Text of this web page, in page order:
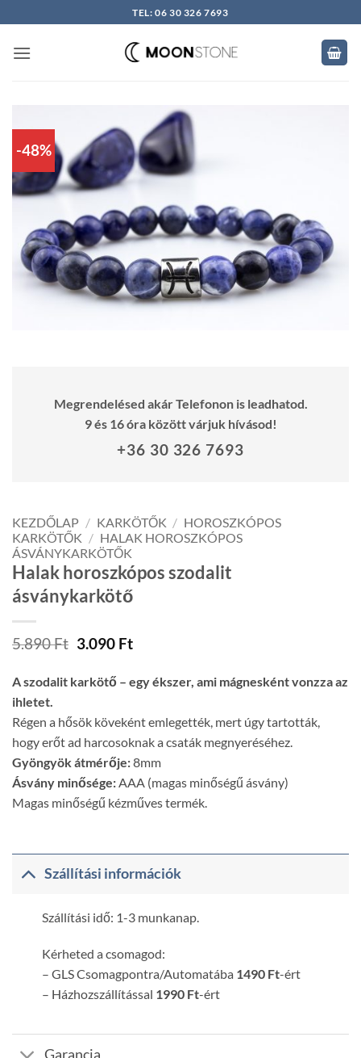
to
content
TEL: 06 30 326 7693
-48%
Megrendelésed akár Telefonon is leadhatod.
9 és 16 óra között várjuk hívásod!
+36 30 326 7693
KEZDŐLAP / KARKÖTŐK / HOROSZKÓPOS
KARKÖTŐK / HALAK HOROSZKÓPOS
ÁSVÁNYKARKÖTŐK
Halak horoszkópos szodalit
ásványkarkötő
5.890Ft Original
was:
5.890 Ft.
3.090 FtCurrent
3.090 Ft.
A szodalit karkötő – egy ékszer, ami mágnesként vonzza az
ihletet.
Régen a hősök köveként emlegették, mert úgy tartották,
hogy erőt ad harcosoknak a csaták megnyeréséhez.
Gyöngyök átmérője:8mm
Ásvány minősége: AAA (magas minőségű ásvány)
Magas minőségű kézműves termék.
Szállítási információk
Szállítási idő: 1-3 munkanap.
Kérheted a csomagod:
– GLS Csomagpontra/Automatába 1490 Ft-ért
– Házhozszállítással 1990 Ft-ért
Garancia